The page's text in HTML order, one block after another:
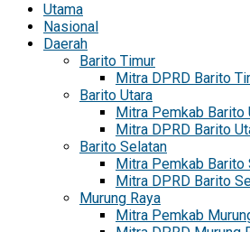
Utama
Nasional
Daerah
Barito Timur
Mitra DPRD Barito
Barito Utara
Mitra Pemkab Barito
Mitra DPRD Barito
Barito Selatan
Mitra Pemkab Barito
Mitra DPRD Barito
Murung Raya
Mitra Pemkab